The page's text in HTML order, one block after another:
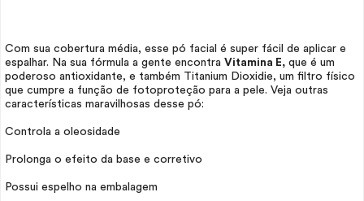
Com sua cobertura média, esse pó facial é super fácil de aplicar e
espalhar. Na sua fórmula a gente encontra Vitamina E, que é um
poderoso antioxidante, e também Titanium Dioxidie, um filtro físico
que cumpre a função de fotoproteção para a pele. Veja outras
características maravilhosas desse pó:
Controla a oleosidade
Prolonga o efeito da base e corretivo
Possui espelho na embalagem